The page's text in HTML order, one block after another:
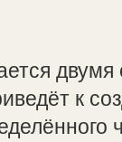
двумя
к